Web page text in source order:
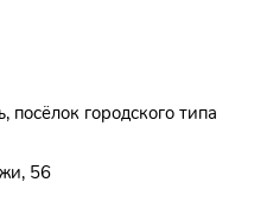
посёлок городского типа
56